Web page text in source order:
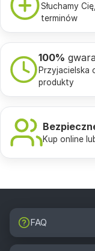
Słuchamy
terminów
100%
Przyjacielska
produkty
Kup online
FAQ